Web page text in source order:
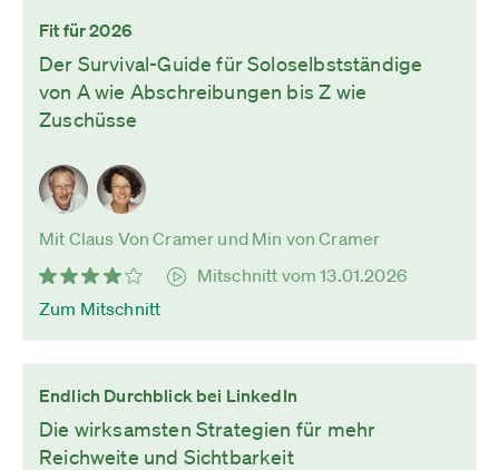
Fit für 2026
Der Survival-Guide für Soloselbstständige
von A wie Abschreibungen bis Z wie
Zuschüsse
Mit Claus Von Cramer und Min von Cramer
Mitschnitt vom 13.01.2026
Zum Mitschnitt
Endlich Durchblick bei LinkedIn
Die wirksamsten Strategien für mehr
Reichweite und Sichtbarkeit